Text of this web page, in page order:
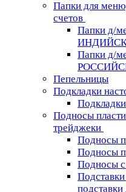
Папки для
счетов
Папки д/
Папки д/
Пепельницы
Подкладки
Подносы
трейджеки
Подносы
Подносы
Подносы